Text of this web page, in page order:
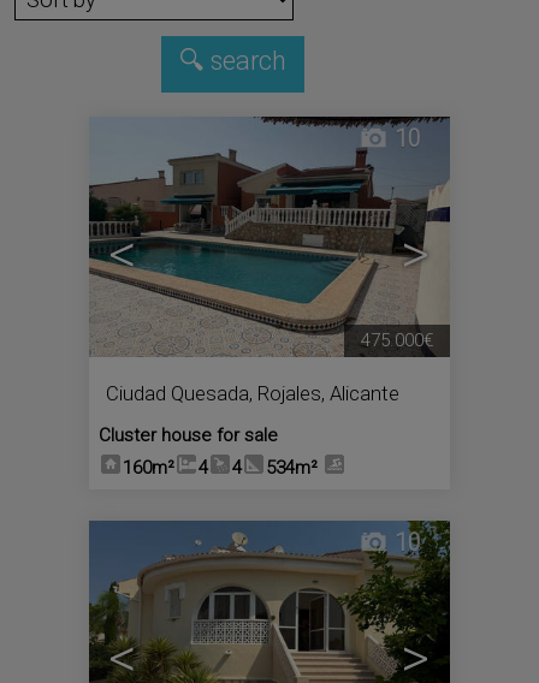
< >
10
Ciudad Quesada, Rojales, Alicante
Cluster house for sale
160m²
4 4 534m²
475.000€
< >
10